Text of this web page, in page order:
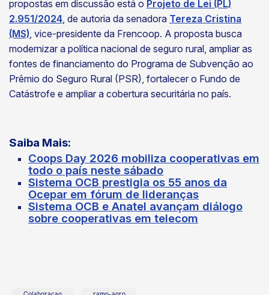
propostas em discussão está o Projeto de Lei (PL)
2.951/2024, de autoria da senadora Tereza Cristina
(MS), vice-presidente da Frencoop. A proposta busca
modernizar a política nacional de seguro rural, ampliar as
fontes de financiamento do Programa de Subvenção ao
Prêmio do Seguro Rural (PSR), fortalecer o Fundo de
Catástrofe e ampliar a cobertura securitária no país.
Saiba Mais:
Coops Day 2026 mobiliza cooperativas em
todo o país neste sábado
Sistema OCB prestigia os 55 anos da
Ocepar em fórum de lideranças
Sistema OCB e Anatel avançam diálogo
sobre cooperativas em telecom